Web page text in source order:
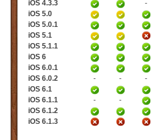
iOS 4.3.3
-
iOS 5.0
iOS 5.0.1
iOS 5.1
iOS 5.1.1
iOS 6
iOS 6.0.1
iOS 6.0.2
- -
-
iOS 6.1
iOS 6.1.1
- -
iOS 6.1.2
iOS 6.1.3